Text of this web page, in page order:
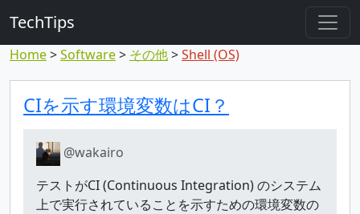
TechTips
Home Software その他 Shell (OS)
対象のコメント
トピックと対象コメント
CIを示す環境変数はCI？
@wakairo
テストがCI (Continuous Integration) のシステム
上で実行されていることを示すための環境変数の